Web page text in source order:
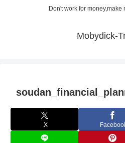
Don't work for money,make
Mobydick-
X